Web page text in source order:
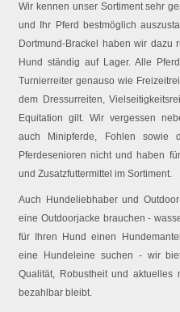
Wir kennen unser Sortiment sehr
und Ihr Pferd bestmöglich
Dortmund-Brackel haben wir dazu
Hund ständig auf Lager. Alle
Turnierreiter genauso wie
dem Dressurreiten,
Equitation gilt. Wir vergessen
auch Minipferde, Fohlen sowie
Pferdesenioren nicht und haben
und Zusatzfuttermittel im Sortiment.
Auch Hundeliebhaber und
eine Outdoorjacke brauchen -
für Ihren Hund einen
eine Hundeleine suchen - wir
Qualität, Robustheit und aktuelles
bezahlbar bleibt.